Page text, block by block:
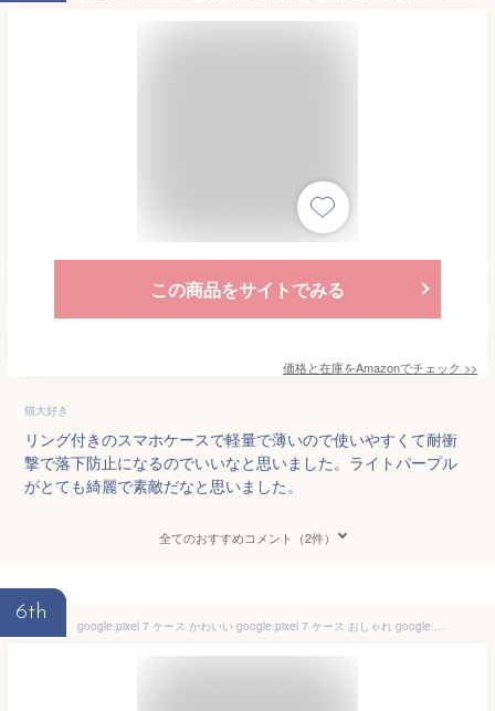
この商品をサイトでみる
価格と在庫をAmazonでチェック >>
猫大好き
リング付きのスマホケースで軽量で薄いので使いやすくて耐衝
撃で落下防止になるのでいいなと思いました。ライトパープル
がとても綺麗で素敵だなと思いました。
全てのおすすめコメント（2件）
6th
google pixel 7 ケース かわいい google pixel 7 ケース おしゃれ google pixel 7 pro ケース 耐衝撃 Google Pixel 6 ケース Google Pixel 6a ケース Google Pixel 6 Pro ケース Google Pixel 7 ハート Google Pixel 7カバー リング pixel 7 pro 落下防止 韓国 スマホケース